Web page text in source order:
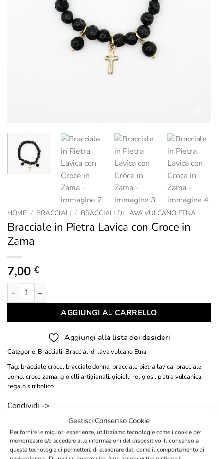
Gestisci Consenso Cookie
Per fornire le migliori esperienze, utilizziamo tecnologie come i cookie per
memorizzare e/o accedere alle informazioni del dispositivo. Il consenso a
queste tecnologie ci permetterà di elaborare dati come il comportamento di
HOME / BRACCIALI / BRACCIALI DI LAVA VULCANO ETNA
Bracciale in Pietra Lavica con Croce in
Zama
7,00 €
Bracciale in Pietra Lavica con Croce in Zama quantità
AGGIUNGI AL CARRELLO
Aggiungi alla lista dei desideri
Categorie: Bracciali, Bracciali di lava vulcano Etna
Tag: bracciale croce, bracciale donna, bracciale pietra lavica, bracciale
uomo,croce zama,gioielli artigianali,gioielli religiosi, pietra vulcanica,
regalo simbolico
Condividi ->
Descrizione